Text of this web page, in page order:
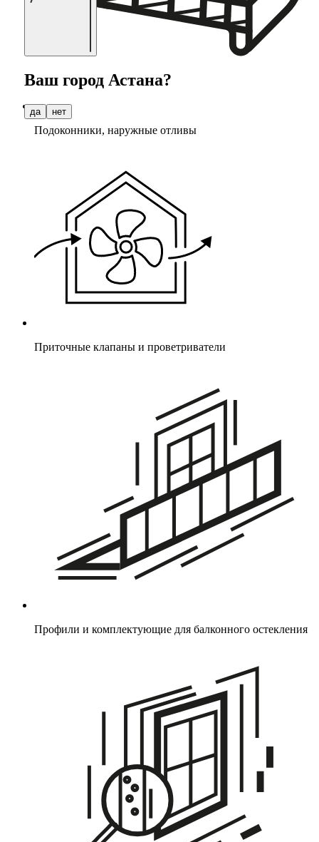
Подоконники, наружные отливы
Приточные клапаны и проветриватели
Профили и комплектующие для балконного остекления
Ваш город Астана?
да нет